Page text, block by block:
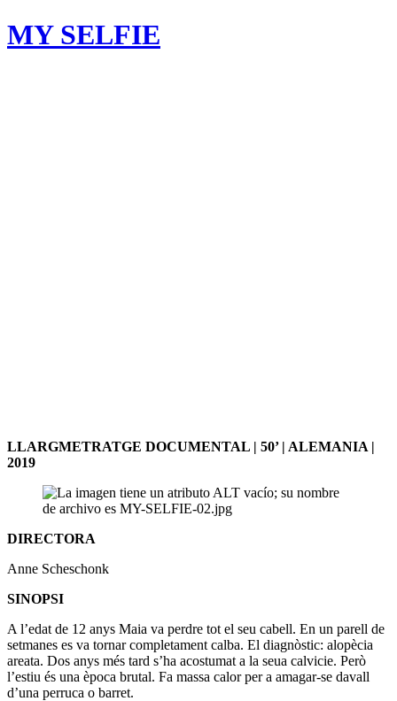
MY SELFIE
LLARGMETRATGE DOCUMENTAL | 50’ | ALEMANIA |
2019
DIRECTORA
Anne Scheschonk
SINOPSI
A l’edat de 12 anys Maia va perdre tot el seu cabell. En un parell de
setmanes es va tornar completament calba. El diagnòstic: alopècia
areata. Dos anys més tard s’ha acostumat a la seua calvicie. Però
l’estiu és una època brutal. Fa massa calor per a amagar-se davall
d’una perruca o barret.